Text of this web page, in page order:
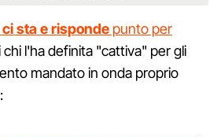
sta e risponde punto per
chi l'ha definita "cattiva" per gli
mandato in onda proprio